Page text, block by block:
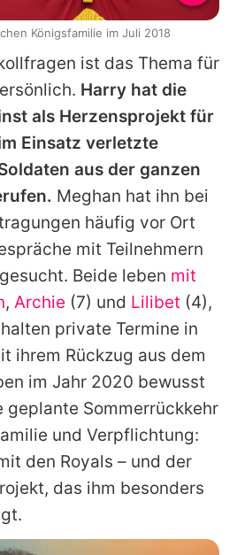
ist das Thema für
Harry hat die
als Herzensprojekt für
Einsatz verletzte
aus der ganzen
Meghan hat ihn bei
häufig vor Ort
mit Teilnehmern
Beide leben mit
, Archie (7) und Lilibet (4),
private Termine in
ihrem Rückzug aus dem
im Jahr 2020 bewusst
geplante Sommerrückkehr
und Verpflichtung:
den Royals – und der
das ihm besonders
Königsfamilie im Juli 2018